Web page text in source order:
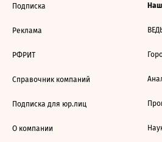
Подписка
Реклама
РФРИТ
Справочник компаний
Подписка для юр.лиц
О компании